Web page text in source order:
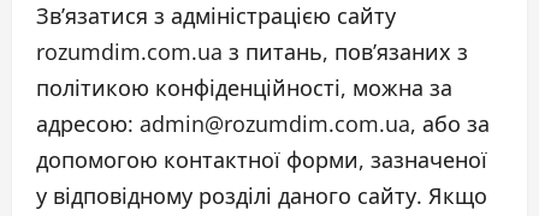
Зв’язатися з адміністрацією сайту
rozumdim.com.ua з питань, пов’язаних з
політикою конфіденційності, можна за
адресою: admin@rozumdim.com.ua, або за
допомогою контактної форми, зазначеної
у відповідному розділі даного сайту. Якщо